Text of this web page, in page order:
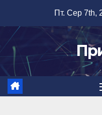
вмісту
Пт. Сер 7th,